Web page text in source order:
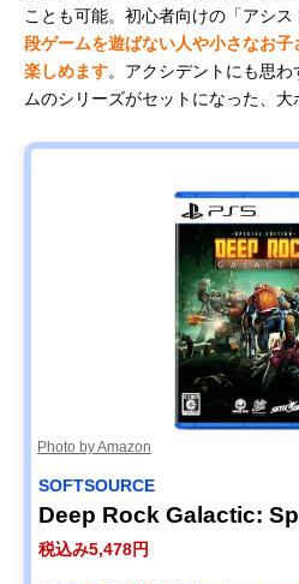
ことも可能。初心者向けの「アシス
段ゲームを遊ばない人や小さなお
楽しめます。アクシデントにも思
ムのシリーズがセットになった、大
Photo by Amazon
SOFTSOURCE
Deep Rock Galactic:
税込み5,478円